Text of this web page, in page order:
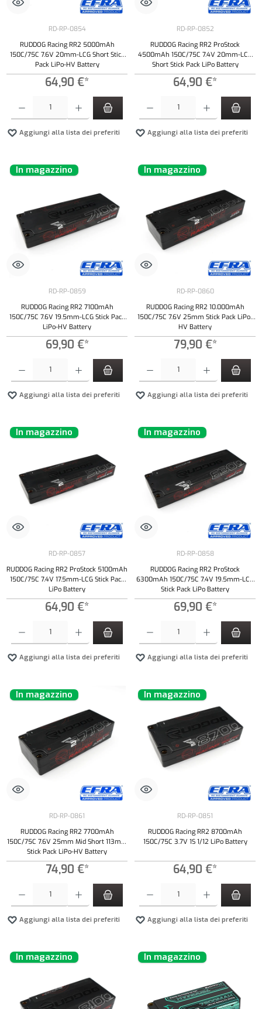
RD-RP-0854
RUDDOG Racing RR2 5000mAh
150C/75C 7.6V 20mm-LCG Short Stick
Pack LiPo-HV Battery
64,90 €*
Aggiungi alla lista dei preferiti
RD-RP-0852
RUDDOG Racing RR2 ProStock
4500mAh 150C/75C 7.4V 20mm-LCG
Short Stick Pack LiPo Battery
64,90 €*
Aggiungi alla lista dei preferiti
In magazzino
RD-RP-0859
RUDDOG Racing RR2 7100mAh
150C/75C 7.6V 19.5mm-LCG Stick Pack
LiPo-HV Battery
69,90 €*
Aggiungi alla lista dei preferiti
In magazzino
RD-RP-0860
RUDDOG Racing RR2 10.000mAh
150C/75C 7.6V 25mm Stick Pack LiPo-
HV Battery
79,90 €*
Aggiungi alla lista dei preferiti
In magazzino
RD-RP-0857
RUDDOG Racing RR2 ProStock 5100mAh
150C/75C 7.4V 17.5mm-LCG Stick Pack
LiPo Battery
64,90 €*
Aggiungi alla lista dei preferiti
In magazzino
RD-RP-0858
RUDDOG Racing RR2 ProStock
6300mAh 150C/75C 7.4V 19.5mm-LCG
Stick Pack LiPo Battery
69,90 €*
Aggiungi alla lista dei preferiti
In magazzino
RD-RP-0861
RUDDOG Racing RR2 7700mAh
150C/75C 7.6V 25mm Mid Short 113mm
Stick Pack LiPo-HV Battery
74,90 €*
Aggiungi alla lista dei preferiti
In magazzino
RD-RP-0851
RUDDOG Racing RR2 8700mAh
150C/75C 3.7V 1S 1/12 LiPo Battery
64,90 €*
Aggiungi alla lista dei preferiti
In magazzino In magazzino